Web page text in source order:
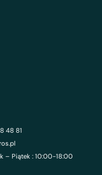
48 81
– Piątek : 10:00-18:00